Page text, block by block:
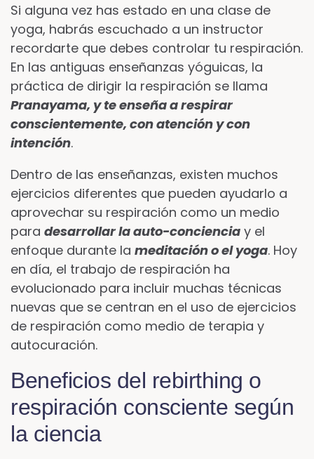
Si alguna vez has estado en una clase de
yoga, habrás escuchado a un instructor
recordarte que debes controlar tu respiración.
En las antiguas enseñanzas yóguicas, la
práctica de dirigir la respiración se llama
Pranayama, y ​​te enseña a respirar
conscientemente, con atención y con
intención.
Dentro de las enseñanzas, existen muchos
ejercicios diferentes que pueden ayudarlo a
aprovechar su respiración como un medio
para desarrollar la auto-conciencia y el
enfoque durante la meditación o el yoga. Hoy
en día, el trabajo de respiración ha
evolucionado para incluir muchas técnicas
nuevas que se centran en el uso de ejercicios
de respiración como medio de terapia y
autocuración.
Beneficios del rebirthing o
respiración consciente según
la ciencia